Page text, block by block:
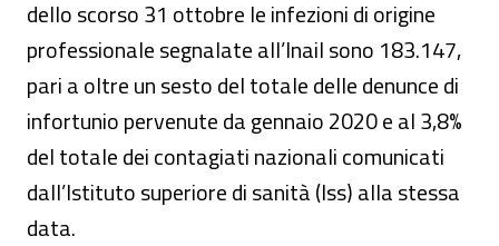
dello scorso 31 ottobre le infezioni di origine
professionale segnalate all’Inail sono 183.147,
pari a oltre un sesto del totale delle denunce di
infortunio pervenute da gennaio 2020 e al 3,8%
del totale dei contagiati nazionali comunicati
dall’Istituto superiore di sanità (Iss) alla stessa
data.